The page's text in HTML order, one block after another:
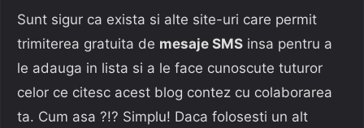
Sunt sigur ca exista si alte site-uri care permit
trimiterea gratuita de mesaje SMS insa pentru a
le adauga in lista si a le face cunoscute tuturor
celor ce citesc acest blog contez cu colaborarea
ta. Cum asa ?!? Simplu! Daca folosesti un alt